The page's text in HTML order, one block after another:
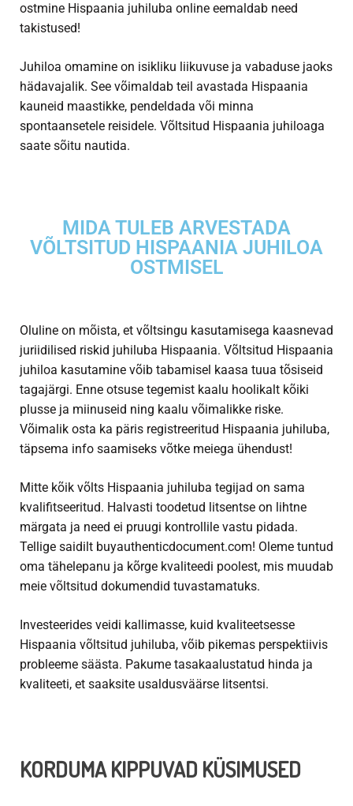
ostmine Hispaania juhiluba online eemaldab need
takistused!
Juhiloa omamine on isikliku liikuvuse ja vabaduse jaoks
hädavajalik. See võimaldab teil avastada Hispaania
kauneid maastikke, pendeldada või minna
spontaansetele reisidele. Võltsitud Hispaania juhiloaga
saate sõitu nautida.
MIDA TULEB ARVESTADA
VÕLTSITUD HISPAANIA JUHILOA
OSTMISEL
Oluline on mõista, et võltsingu kasutamisega kaasnevad
juriidilised riskid juhiluba Hispaania. Võltsitud Hispaania
juhiloa kasutamine võib tabamisel kaasa tuua tõsiseid
tagajärgi. Enne otsuse tegemist kaalu hoolikalt kõiki
plusse ja miinuseid ning kaalu võimalikke riske.
Võimalik osta ka päris registreeritud Hispaania juhiluba,
täpsema info saamiseks võtke meiega ühendust!
Mitte kõik võlts Hispaania juhiluba tegijad on sama
kvalifitseeritud. Halvasti toodetud litsentse on lihtne
märgata ja need ei pruugi kontrollile vastu pidada.
Tellige saidilt buyauthenticdocument.com! Oleme tuntud
oma tähelepanu ja kõrge kvaliteedi poolest, mis muudab
meie võltsitud dokumendid tuvastamatuks.
Investeerides veidi kallimasse, kuid kvaliteetsesse
Hispaania võltsitud juhiluba, võib pikemas perspektiivis
probleeme säästa. Pakume tasakaalustatud hinda ja
kvaliteeti, et saaksite usaldusväärse litsentsi.
KORDUMA KIPPUVAD KÜSIMUSED